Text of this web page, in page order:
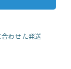
わせた発送